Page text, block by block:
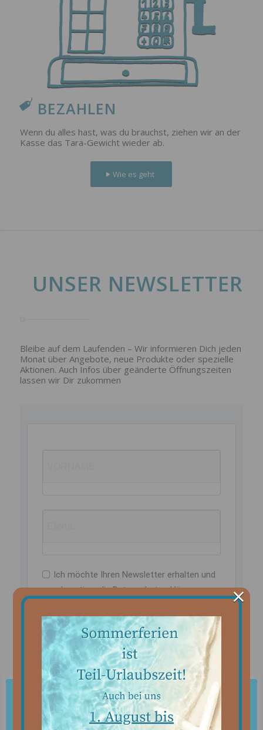
BEZAHLEN
Wenn du alles hast, was du brauchst, ziehen wir an der
Kasse das Tara-Gewicht wieder ab.
Wie es geht
UNSER NEWSLETTER
Bleibe auf dem Laufenden – Wir informieren Dich jeden
Monat über Angebote, neue Produkte oder spezielle
Aktionen. Auch Infos über geänderte Öffnungszeiten
lassen wir Dir zukommen
Ich möchte Ihren Newsletter erhalten und
akzeptiere die Datenschutzerklärung.
in unserem Newsletter abbestellen.
ANMELDEN
Mmmmh...Cookies
Wir verwenden Cookies für einen bestmöglichen Service.
×